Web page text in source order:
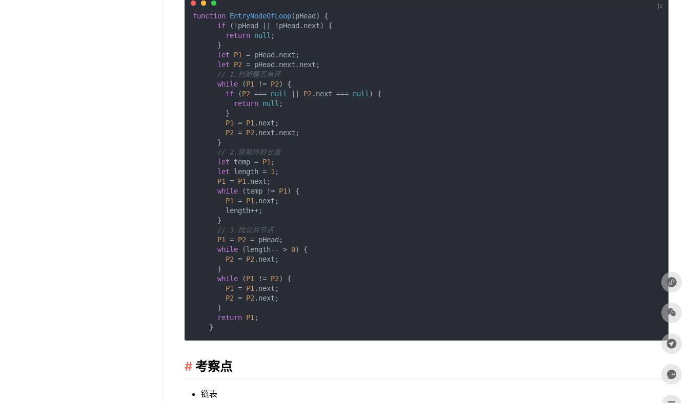
function EntryNodeOfLoop(pHead ) {
if (!pHead || !pHead. next) {
return null ;
      }
let
P1 = pHead. next ;
let
P2 = pHead. next . next ;
// 1.判断是否有环
while (P1 != P2) {
if (P2 === null P2. next === null) {
return null ;
        }
P1 = P1. next ;
P2 = P2. next . next ;
      }
// 2.获取环的长度
let temp = P1;
let length = 1;
P1 = P1. next ;
while (temp != P1) {
P1 = P1. next ;
        length++;
      }
// 3.找公共节点
P1 = P2 = pHead;
while (length-- > 0) {
P2 = P2. next ;
      }
while (P1 != P2) {
P1 = P1. next ;
P2 = P2. next ;
      }
return P1;
考察点
链表